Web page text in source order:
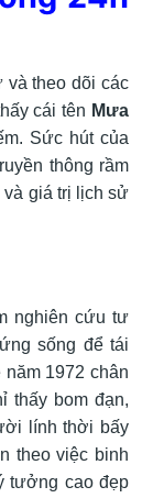
và theo dõi các
cái tên Mưa
Sức hút của
thông rầm
giá trị lịch sử
nghiên cứu tư
sống để tái
năm 1972 chân
thấy bom đạn,
lính thời bấy
theo việc binh
tưởng cao đẹp